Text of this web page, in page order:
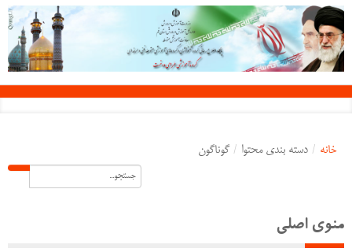
خانه / دسته بندی محتوا / گوناگون
منوی اصلی